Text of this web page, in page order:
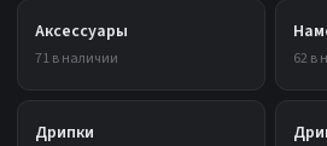
Аксессуары
71 в наличии 62 в
Дрипки